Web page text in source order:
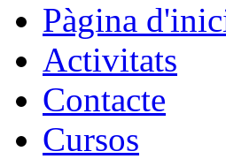
Pàgina
Activitats
Contacte
Cursos